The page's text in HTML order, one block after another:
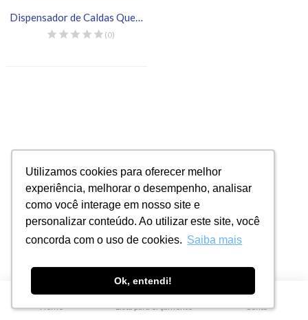
Utilizamos cookies para oferecer melhor
experiência, melhorar o desempenho, analisar
como você interage em nosso site e
personalizar conteúdo. Ao utilizar este site, você
concorda com o uso de cookies. Saiba mais
Ok, entendi!
Utilizamos cookies para oferecer melhor
experiência, melhorar o desempenho, analisar
como você interage em nosso site e
personalizar conteúdo. Ao utilizar este site, você
concorda com o uso de cookies. Saiba mais
Ok, entendi!
Home
0
Lista para orçamento Conta
Dispensador de Caldas Quentes
(0)